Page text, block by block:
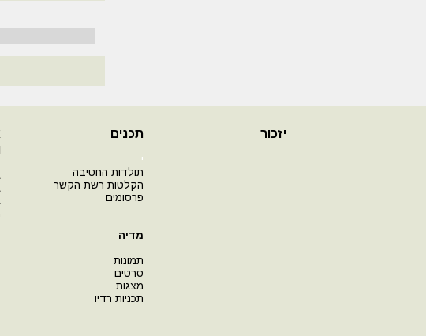
יזכור תכנים
י
תולדות החטיבה
הקלטות רשת הקשר
פרסומים
מדיה
תמונות
סרטים
מצגות
תכניות רדיו